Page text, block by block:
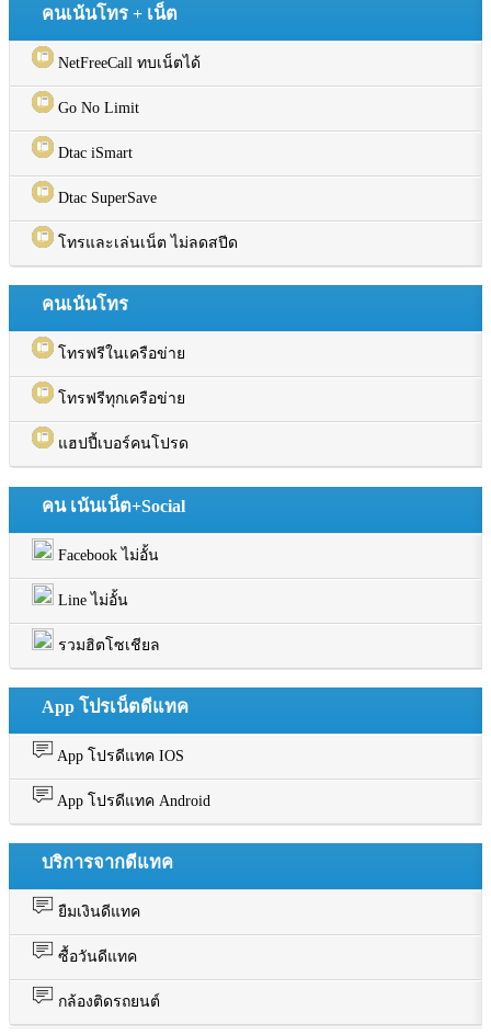
คนเน้นโทร + เน็ต
NetFreeCall ทบเน็ตได้
Go No Limit
Dtac iSmart
Dtac SuperSave
โทรและเล่นเน็ต ไม่ลดสปีด
คนเน้นโทร
โทรฟรีในเครือข่าย
โทรฟรีทุกเครือข่าย
แฮปปี้เบอร์คนโปรด
คน เน้นเน็ต+Social
Facebook ไม่อั้น
Line ไม่อั้น
รวมฮิตโซเชียล
App โปรเน็ตดีแทค
App โปรดีแทค IOS
App โปรดีแทค Android
บริการจากดีแทค
ยืมเงินดีแทค
ซื้อวันดีแทค
กล้องติดรถยนต์